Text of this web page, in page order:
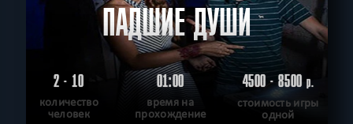
ПАДШИЕ ДУШИ
2 - 10
количество
человек
01:00
время на
прохождение
4500 - 8500р.
стоимость игры
одной